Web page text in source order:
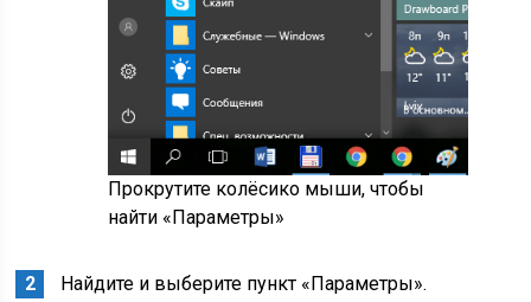
Прокрутите колёсико мыши, чтобы
найти «Параметры»
Найдите и выберите пункт «Параметры».